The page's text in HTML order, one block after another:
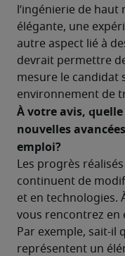
l’ingénierie de
élégante, une
autre aspect lié à
devrait permettre
mesure le candidat
environnement de
À votre avis,
nouvelles
emploi?
Les progrès
continuent de
et en technologies.
vous rencontrez en
Par exemple, sait-il
représentent un